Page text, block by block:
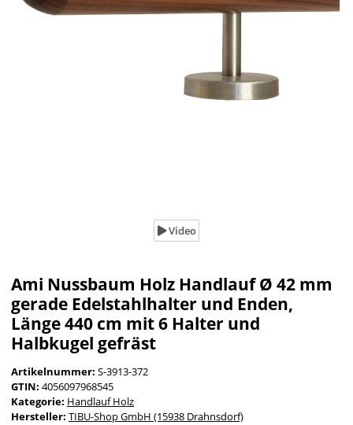
Video
Ami Nussbaum Holz Handlauf Ø 42 mm
gerade Edelstahlhalter und Enden,
Länge 440 cm mit 6 Halter und
Halbkugel gefräst
Artikelnummer: S-3913-372
GTIN: 4056097968545
Kategorie: Handlauf Holz
Hersteller: TIBU-Shop GmbH (15938 Drahnsdorf)